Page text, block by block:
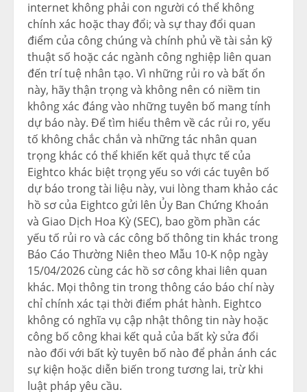
internet không phải con người có thể không
chính xác hoặc thay đổi; và sự thay đổi quan
điểm của công chúng và chính phủ về tài sản kỹ
thuật số hoặc các ngành công nghiệp liên quan
đến trí tuệ nhân tạo. Vì những rủi ro và bất ổn
này, hãy thận trọng và không nên có niềm tin
không xác đáng vào những tuyên bố mang tính
dự báo này. Để tìm hiểu thêm về các rủi ro, yếu
tố không chắc chắn và những tác nhân quan
trọng khác có thể khiến kết quả thực tế của
Eightco khác biệt trọng yếu so với các tuyên bố
dự báo trong tài liệu này, vui lòng tham khảo các
hồ sơ của Eightco gửi lên Ủy Ban Chứng Khoán
và Giao Dịch Hoa Kỳ (SEC), bao gồm phần các
yếu tố rủi ro và các công bố thông tin khác trong
Báo Cáo Thường Niên theo Mẫu 10-K nộp ngày
15/04/2026 cùng các hồ sơ công khai liên quan
khác. Mọi thông tin trong thông cáo báo chí này
chỉ chính xác tại thời điểm phát hành. Eightco
không có nghĩa vụ cập nhật thông tin này hoặc
công bố công khai kết quả của bất kỳ sửa đổi
nào đối với bất kỳ tuyên bố nào để phản ánh các
sự kiện hoặc diễn biến trong tương lai, trừ khi
luật pháp yêu cầu.